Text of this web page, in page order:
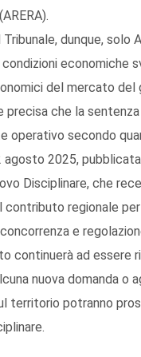
dunque,
economiche
del mercato del
precisa che la
operativo secondo
agosto 2025,
Disciplinare, che
contributo regionale
e
continuerà ad essere
nuova domanda
territorio potranno